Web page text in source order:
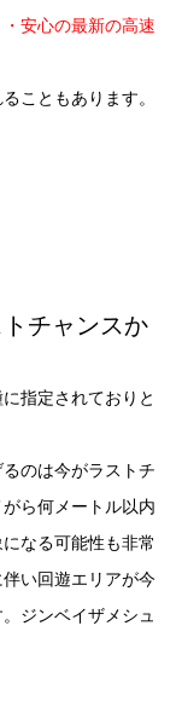
安心の最新の高速
こともあります。
チャンスか
指定されておりと
のは今がラストチ
ら何メートル以内
なる可能性も非常
い回遊エリアが今
ジンベイザメシュ